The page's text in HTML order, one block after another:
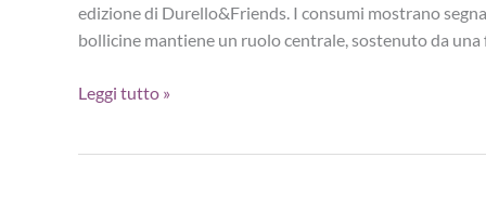
edizione di Durello&Friends. I consumi mostrano
bollicine mantiene un ruolo centrale, sostenuto da una
Bollicine
Leggi tutto »